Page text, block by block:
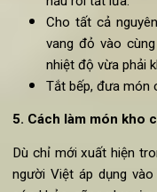
1 củ tỏi (bóc vỏ,
15ml rượu vang
15ml xì dầu
2g muối
Hạt tiêu đen xay
Cách làm món